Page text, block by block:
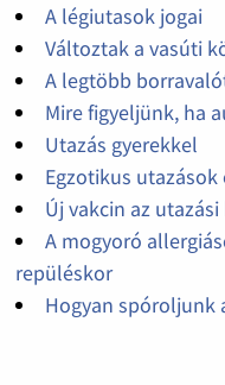
A légiutasok jogai
Változtak a vasúti
A legtöbb
Mire figyeljünk, ha
Utazás gyerekkel
Egzotikus
Új vakcin az
A mogyoró
repüléskor
Hogyan spóroljunk